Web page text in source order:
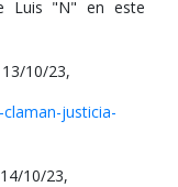
Luis "N" en este
10/23,
justicia-
10/23,